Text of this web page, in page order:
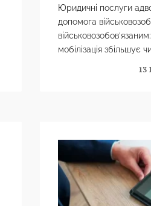
Юридичні послуги
допомога
мобілізація збільшує
Для військової
13